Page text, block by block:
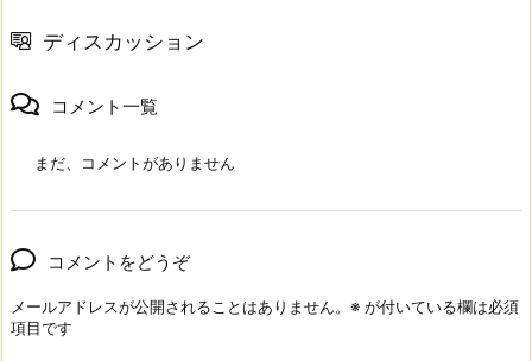
ディスカッション
コメント一覧
まだ、コメントがありません
コメントをどうぞ
メールアドレスが公開されることはありません。 ※ が付いている欄は必須
項目です